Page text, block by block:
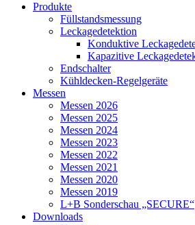
Produkte
Füllstandsmessung
Leckagedetektion
Konduktive
Kapazitive
Endschalter
Kühldecken-Regelgeräte
Messen
Messen 2026
Messen 2025
Messen 2024
Messen 2023
Messen 2022
Messen 2021
Messen 2020
Messen 2019
L+B Sonderschau „SECURE“
Downloads